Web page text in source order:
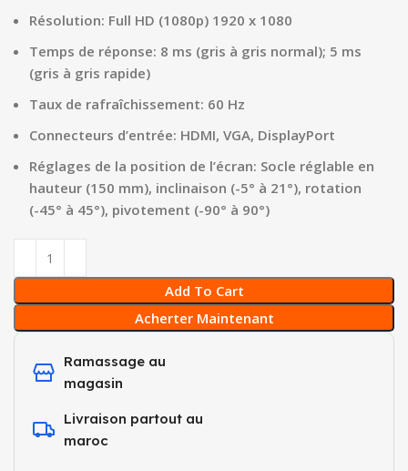
Résolution: Full HD (1080p) 1920 x 1080
Temps de réponse: 8 ms (gris à gris normal); 5 ms
(gris à gris rapide)
Taux de rafraîchissement: 60 Hz
Connecteurs d’entrée: HDMI, VGA, DisplayPort
Réglages de la position de l’écran: Socle réglable en
hauteur (150 mm), inclinaison (-5° à 21°), rotation
(-45° à 45°), pivotement (-90° à 90°)
Add To Cart
Acherter Maintenant
Ramassage au
magasin
Livraison partout au
maroc